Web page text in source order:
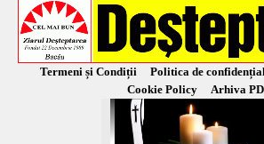
Termeni și Condiții Politica de
Cookie Policy
Arhiva